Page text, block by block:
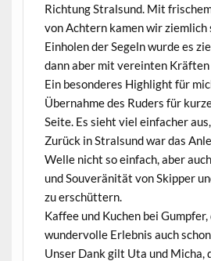
Richtung Stralsund. Mit
von Achtern kamen wir ziemlich
Einholen der Segeln wurde es
dann aber mit vereinten
Ein besonderes Highlight für
Übernahme des Ruders für
Seite. Es sieht viel einfacher
Zurück in Stralsund war das
Welle nicht so einfach, aber
und Souveränität von Skipper
zu erschüttern.
Kaffee und Kuchen bei
wundervolle Erlebnis auch
Unser Dank gilt Uta und Micha,